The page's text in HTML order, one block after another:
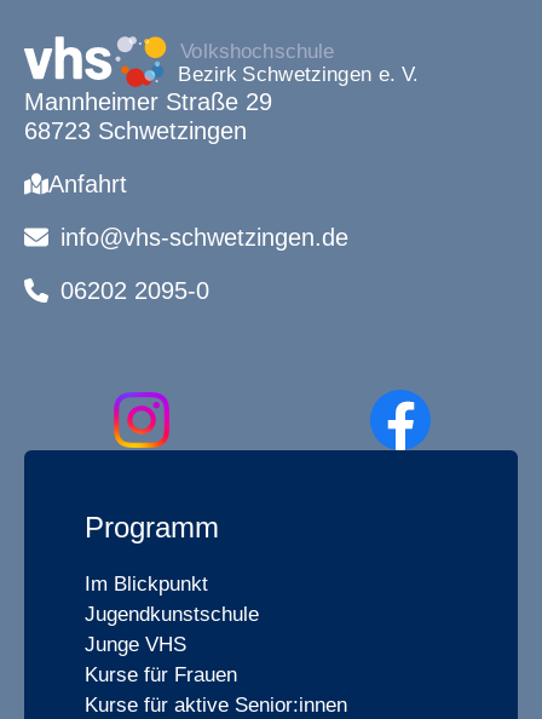
Mannheimer Straße 29
68723 Schwetzingen
Anfahrt
info@vhs-schwetzingen.de
06202 2095-0
Programm
Im Blickpunkt
Jugendkunstschule
Junge VHS
Kurse für Frauen
Kurse für aktive Senior:innen